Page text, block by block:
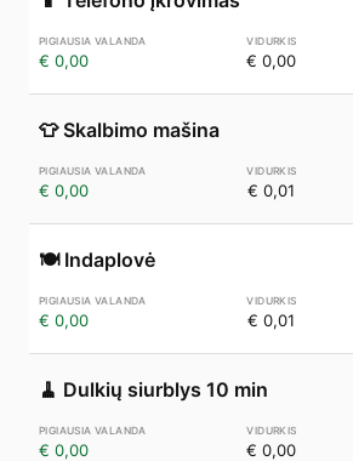
€ 0,00 € 0,00
👕 Skalbimo mašina
€ 0,00 € 0,01
🍽️ Indaplovė
€ 0,00 € 0,01
🧹 Dulkių siurblys 10 min
€ 0,00 € 0,00